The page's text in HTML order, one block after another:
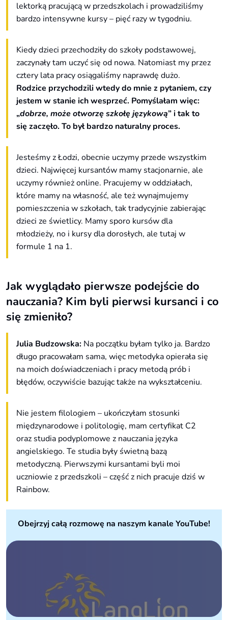
lektorką pracującą w przedszkolach i prowadziliśmy
bardzo intensywne kursy – pięć razy w tygodniu.
Kiedy dzieci przechodziły do szkoły podstawowej,
zaczynały tam uczyć się od nowa. Natomiast my przez
cztery lata pracy osiągaliśmy naprawdę dużo.
Rodzice przychodzili wtedy do mnie z pytaniem, czy
jestem w stanie ich wesprzeć. Pomyślałam więc:
„dobrze, może otworzę szkołę językową” i tak to
się zaczęło. To był bardzo naturalny proces.
Jesteśmy z Łodzi, obecnie uczymy przede wszystkim
dzieci. Najwięcej kursantów mamy stacjonarnie, ale
uczymy również online. Pracujemy w oddziałach,
które mamy na własność, ale też wynajmujemy
pomieszczenia w szkołach, tak tradycyjnie zabierając
dzieci ze świetlicy. Mamy sporo kursów dla
młodzieży, no i kursy dla dorosłych, ale tutaj w
formule 1 na 1.
Jak wyglądało pierwsze podejście do
nauczania? Kim byli pierwsi kursanci i co
się zmieniło?
Julia Budzowska: Na początku byłam tylko ja. Bardzo
długo pracowałam sama, więc metodyka opierała się
na moich doświadczeniach i pracy metodą prób i
błędów, oczywiście bazując także na wykształceniu.
Nie jestem filologiem – ukończyłam stosunki
międzynarodowe i politologię, mam certyfikat C2
oraz studia podyplomowe z nauczania języka
angielskiego. Te studia były świetną bazą
metodyczną. Pierwszymi kursantami byli moi
uczniowie z przedszkoli – część z nich pracuje dziś w
Rainbow.
Obejrzyj całą rozmowę na naszym kanale YouTube!